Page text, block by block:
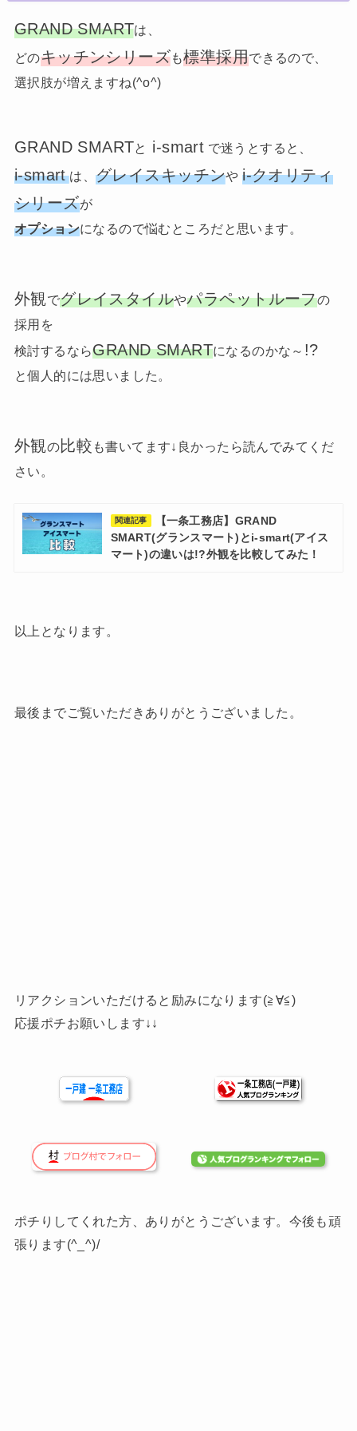
GRAND SMARTは、
どのキッチンシリーズも標準採用できるので、
選択肢が増えますね(^o^)
GRAND SMARTと i-smart で迷うとすると、
i-smart は、グレイスキッチンやi-クオリティ
シリーズが
オプションになるので悩むところだと思います。
外観でグレイスタイルやパラペットルーフの
採用を
検討するならGRAND SMARTになるのかな～ !?
と個人的には思いました。
外観の比較 も書いてます↓良かったら読んでみてくだ
さい。
関連記事
【一条工務店】GRAND
SMART(グランスマート)とi-smart(アイス
マート)の違いは!?外観を比較してみた！
以上となります。
最後までご覧いただきありがとうございました。
リアクションいただけると励みになります(≧∀≦)
応援ポチお願いします↓↓
ポチりしてくれた方、ありがとうございます。今後も頑
張ります(^_^)/